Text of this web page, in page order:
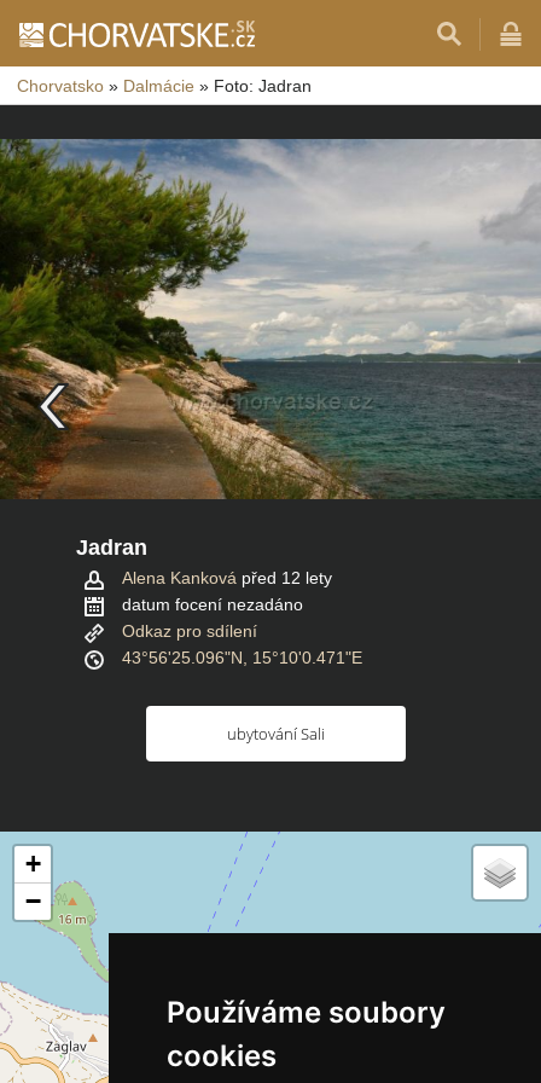
Používáme soubory
cookies
Chorvatsko » Dalmácie » Foto: Jadran
Jadran
Alena Kanková před 12 lety
datum focení nezadáno
Odkaz pro sdílení
43°56'25.096"N, 15°10'0.471"E
ubytování Sali
+
−